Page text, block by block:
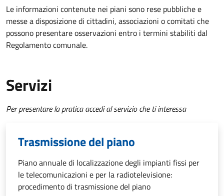
Le informazioni contenute nei piani sono rese pubbliche e
messe a disposizione di cittadini, associazioni o comitati che
possono presentare osservazioni entro i termini stabiliti dal
Regolamento comunale.
Servizi
Per presentare la pratica accedi al servizio che ti interessa
Trasmissione del piano
Piano annuale di localizzazione degli impianti fissi per
le telecomunicazioni e per la radiotelevisione:
procedimento di trasmissione del piano